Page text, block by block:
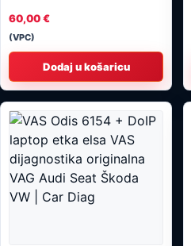
60,00€
(VPC)
Dodaj u košaricu